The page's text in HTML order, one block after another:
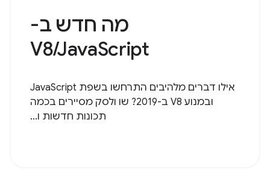
מה חדש ב-
V8/JavaScript
אילו דברים מלהיבים התרחשו בשפת JavaScript
ובמנוע V8 ב-2019? שו ולסק מסיירים בכמה
תכונות חדשות ו...